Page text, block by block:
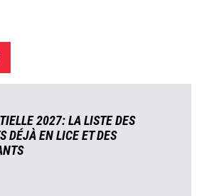
2027: LA LISTE DES
DÉJÀ EN LICE ET DES